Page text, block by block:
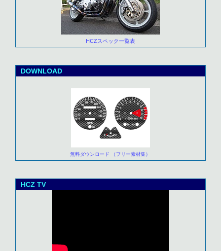
HCZスペック一覧表
DOWNLOAD
無料ダウンロード （フリー素材集）
HCZ TV